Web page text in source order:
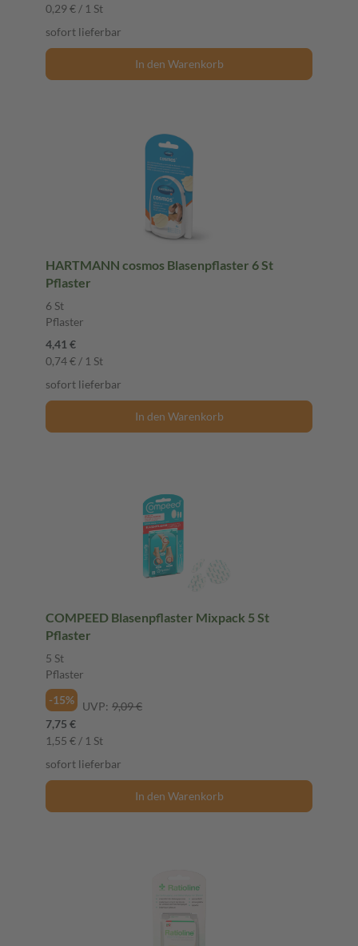
0,29 € / 1 St
sofort lieferbar
In den Warenkorb
HARTMANN cosmos Blasenpflaster 6 St
Pflaster
6 St
Pflaster
4,41 €
0,74 € / 1 St
sofort lieferbar
In den Warenkorb
COMPEED Blasenpflaster Mixpack 5 St
Pflaster
5 St
Pflaster
-15%
UVP: 9,09 €
7,75 €
1,55 € / 1 St
sofort lieferbar
In den Warenkorb